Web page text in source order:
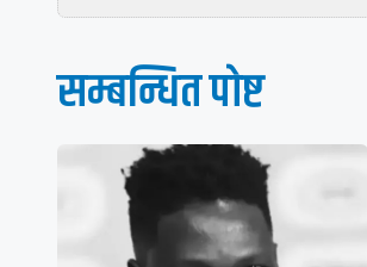
सम्बन्धित पाेष्ट